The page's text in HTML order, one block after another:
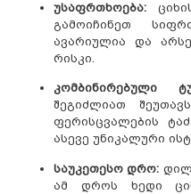
უსაფრთხოება:
გამოიჩინეთ
ავარიულია და
რისკი.
კომბინირებული
შეგიძლიათ
ფერისცვალების
ასევე უნიკალური
საუკეთესო დრო:
ამ დროს ხედი